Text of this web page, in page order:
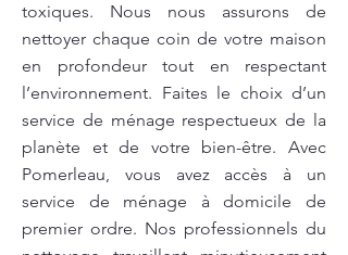
toxiques. Nous nous assurons de
nettoyer chaque coin de votre maison
en profondeur tout en respectant
l’environnement. Faites le choix d’un
service de ménage respectueux de la
planète et de votre bien-être. Avec
Pomerleau, vous avez accès à un
service de ménage à domicile de
premier ordre. Nos professionnels du